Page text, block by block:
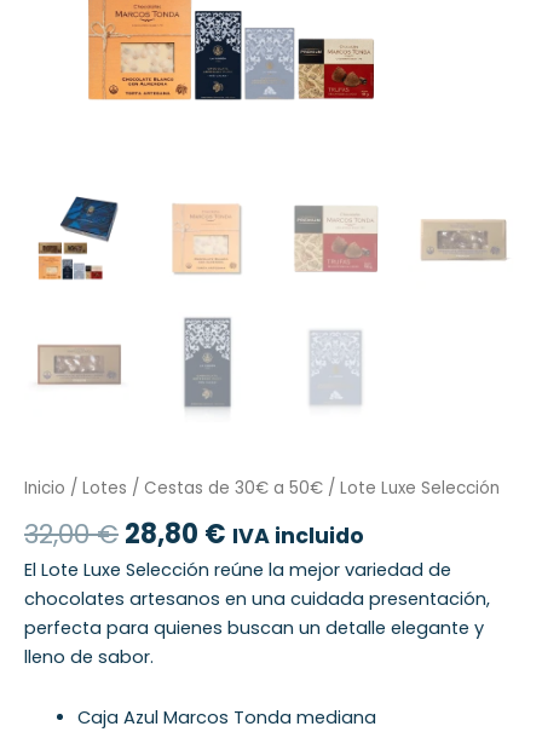
Inicio / Lotes / Cestas de 30€ a 50€ / Lote Luxe Selección
32,00€28,80 € IVA incluido
El Lote Luxe Selección reúne la mejor variedad de
chocolates artesanos en una cuidada presentación,
perfecta para quienes buscan un detalle elegante y
lleno de sabor.
Caja Azul Marcos Tonda mediana